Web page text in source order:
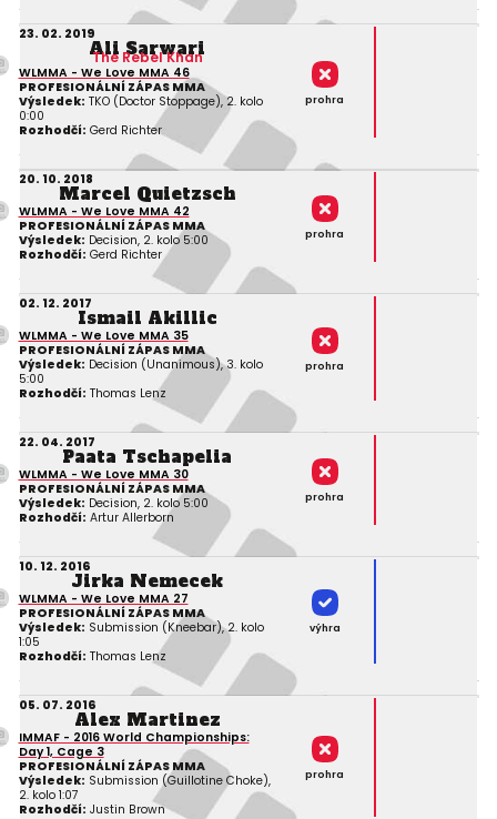
23. 02. 2019
Ali Sarwari
The Rebel Khan
WLMMA - We Love MMA 46
PROFESIONÁLNÍ ZÁPAS MMA
Výsledek: TKO (Doctor Stoppage), 2. kolo
0:00
Rozhodčí: Gerd Richter
prohra
20. 10. 2018
Marcel Quietzsch
WLMMA - We Love MMA 42
PROFESIONÁLNÍ ZÁPAS MMA
Výsledek: Decision, 2. kolo 5:00
Rozhodčí: Gerd Richter
prohra
02. 12. 2017
Ismail Akillic
WLMMA - We Love MMA 35
PROFESIONÁLNÍ ZÁPAS MMA
Výsledek: Decision (Unanimous), 3. kolo
5:00
Rozhodčí: Thomas Lenz
prohra
22. 04. 2017
Paata Tschapelia
WLMMA - We Love MMA 30
PROFESIONÁLNÍ ZÁPAS MMA
Výsledek: Decision, 2. kolo 5:00
Rozhodčí: Artur Allerborn
prohra
10. 12. 2016
Jirka Nemecek
WLMMA - We Love MMA 27
PROFESIONÁLNÍ ZÁPAS MMA
Výsledek: Submission (Kneebar), 2. kolo
1:05
Rozhodčí: Thomas Lenz
výhra
05. 07. 2016
Alex Martinez
IMMAF - 2016 World Championships:
Day 1, Cage 3
PROFESIONÁLNÍ ZÁPAS MMA
Výsledek: Submission (Guillotine Choke),
2. kolo 1:07
Rozhodčí: Justin Brown
prohra